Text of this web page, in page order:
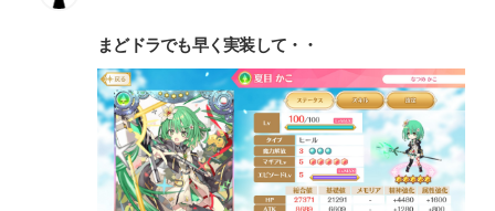
まどドラでも早く実装して・・